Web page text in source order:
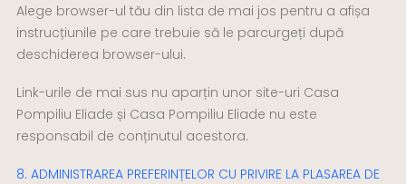
Alege browser-ul tău din lista de mai jos pentru a afișa
instrucțiunile pe care trebuie să le parcurgeți după
deschiderea browser-ului.
Link-urile de mai sus nu aparțin unor site-uri Casa
Pompiliu Eliade și Casa Pompiliu Eliade nu este
responsabil de conținutul acestora.
8. ADMINISTRAREA PREFERINȚELOR CU PRIVIRE LA PLASAREA DE